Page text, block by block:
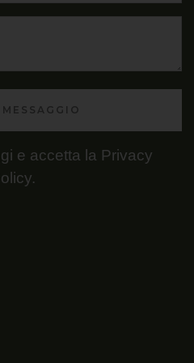
e accetta la Privacy
.